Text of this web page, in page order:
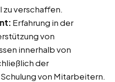
verschaffen.
Erfahrung in der
von
innerhalb von
der
von Mitarbeitern.